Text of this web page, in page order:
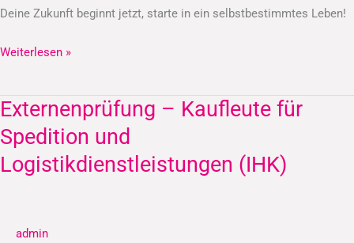
Deine Zukunft beginnt jetzt, starte in ein selbstbestimmtes Leben!
Weiterlesen »
Externenprüfung – Kaufleute für
Spedition und
Logistikdienstleistungen (IHK)
admin
Externenprüfung
–
Kaufleute
für
Logistikdienstleistungen